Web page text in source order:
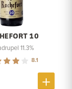
10
11.3%
8.1